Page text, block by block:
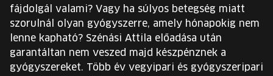
fájdolgál valami? Vagy ha súlyos betegség miatt
szorulnál olyan gyógyszerre, amely hónapokig nem
lenne kapható? Szénási Attila előadása után
garantáltan nem veszed majd készpénznek a
gyógyszereket. Több év vegyipari és gyógyszeripari